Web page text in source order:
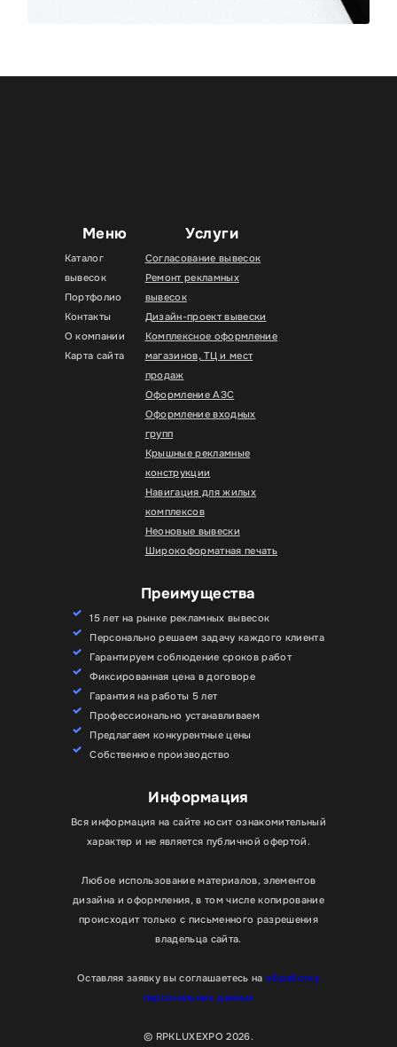
Меню
Каталог
вывесок
Портфолио
Контакты
О компании
Карта сайта
Услуги
Согласование вывесок
Ремонт рекламных
вывесок
Дизайн-проект вывески
Комплексное оформление
магазинов, ТЦ и мест
продаж
Оформление АЗС
Оформление входных
групп
Крышные рекламные
конструкции
Навигация для жилых
комплексов
Неоновые вывески
Широкоформатная печать
Преимущества
15 лет на рынке рекламных вывесок
Персонально решаем задачу каждого клиента
Гарантируем соблюдение сроков работ
Фиксированная цена в договоре
Гарантия на работы 5 лет
Профессионально устанавливаем
Предлагаем конкурентные цены
Собственное производство
Информация
Вся информация на сайте носит ознакомительный
характер и не является публичной офертой.
Любое использование материалов, элементов
дизайна и оформления, в том числе копирование
происходит только с письменного разрешения
владельца сайта.
Оставляя заявку вы соглашаетесь на обработку
персональных данных
© RPKLUXEXPO 2026.